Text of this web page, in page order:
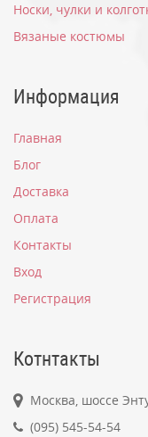
Носки, чулки и
Вязаные костюмы
Информация
Главная
Блог
Доставка
Оплата
Контакты
Вход
Регистрация
Котнтакты
Москва, шоссе
(095) 545-54-54